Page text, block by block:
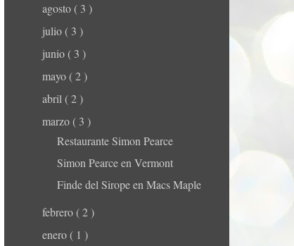
agosto ( 3 )
julio ( 3 )
junio ( 3 )
mayo ( 2 )
abril ( 2 )
marzo ( 3 )
Restaurante Simon Pearce
Simon Pearce en Vermont
Finde del Sirope en Macs Maple
febrero ( 2 )
enero ( 1 )